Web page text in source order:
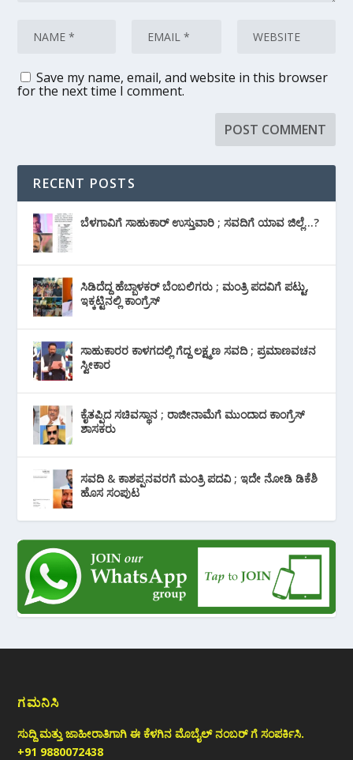
Save my name, email, and website in this browser
for the next time I comment.
RECENT POSTS
ಬೆಳಗಾವಿಗೆ ಸಾಹುಕಾರ್ ಉಸ್ತುವಾರಿ ; ಸವದಿಗೆ ಯಾವ ಜಿಲ್ಲೆ…?
ಸಿಡಿದೆದ್ದ ಹೆಬ್ಬಾಳಕರ್ ಬೆಂಬಲಿಗರು ; ಮಂತ್ರಿ ಪದವಿಗೆ ‌ಪಟ್ಟು,
ಇಕ್ಕಟ್ಟಿನಲ್ಲಿ ಕಾಂಗ್ರೆಸ್
ಸಾಹುಕಾರರ ಕಾಳಗದಲ್ಲಿ ಗೆದ್ದ ಲಕ್ಷ್ಮಣ ಸವದಿ ; ಪ್ರಮಾಣವಚನ
ಸ್ವೀಕಾರ
ಕೈತಪ್ಪಿದ ಸಚಿವಸ್ಥಾನ ; ರಾಜೀನಾಮೆಗೆ ಮುಂದಾದ ಕಾಂಗ್ರೆಸ್
‌ಶಾಸಕರು
ಸವದಿ & ಕಾಶಪ್ಪನವರಗೆ ಮಂತ್ರಿ ಪದವಿ ; ಇದೇ ನೋಡಿ‌ ಡಿಕೆಶಿ
ಹೊಸ ಸಂಪುಟ
ಗಮನಿಸಿ
ಸುದ್ದಿ ಮತ್ತು ಜಾಹೀರಾತಿಗಾಗಿ ಈ ಕೆಳಗಿನ ಮೊಬೈಲ್ ನಂಬರ್ ಗೆ ಸಂಪರ್ಕಿಸಿ.
+91 9880072438